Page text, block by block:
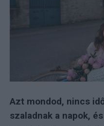
Azt mondod, nincs
szaladnak a napok,